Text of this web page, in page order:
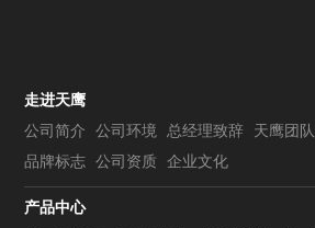
走进天鹰
公司简介
公司环境 总经理致辞 天鹰团队
品牌标志 公司资质 企业文化
产品中心